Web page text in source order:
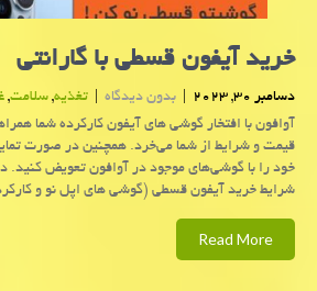
خرید آیفون قسطی با گارانتی
دسامبر 30, 2023 | بدون دیدگاه | تغذیه,سلامت,
آوافون با افتخار گوشی های آیفون کارکرده شما
قیمت و شرایط از شما می‌خرد. همچنین در صورت
خود را با گوشی‌های موجود در آوافون تعویض کنید.
شرایط خرید آیفون قسطی (گوشی های اپل نو و
Read More